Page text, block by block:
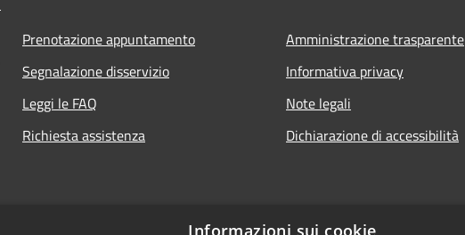
Prenotazione appuntamento
Segnalazione disservizio
Leggi le FAQ
Richiesta assistenza
Amministrazione trasparente
Informativa privacy
Note legali
Dichiarazione di accessibilità
Informazioni sui cookie